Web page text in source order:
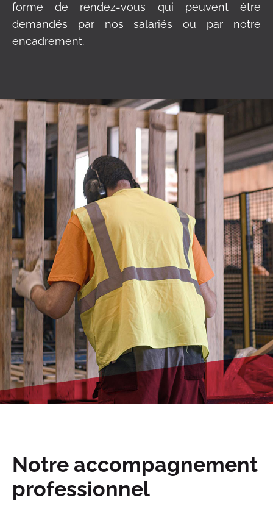
forme de rendez-vous qui peuvent être
demandés par nos salariés ou par notre
encadrement.
Notre accompagnement
professionnel